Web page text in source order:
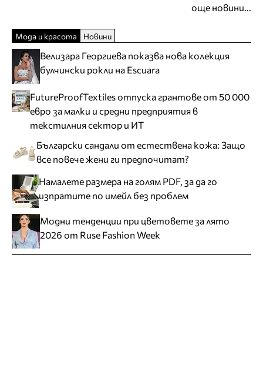
още новини...
Мода и красота Новини
Велизара Георгиева показва нова колекция
булчински рокли на Escuara
FutureProofTextiles отпуска грантове от 50 000
евро за малки и средни предприятия в
текстилния сектор и ИТ
Български сандали от естествена кожа: Защо
все повече жени ги предпочитат?
Намалете размера на голям PDF, за да го
изпратите по имейл без проблем
Модни тенденции при цветовете за лято
2026 от Ruse Fashion Week